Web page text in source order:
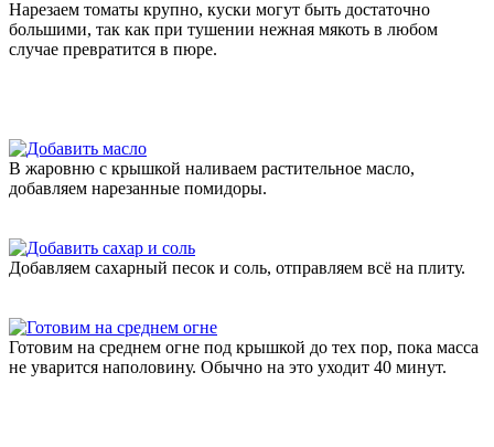
Нарезаем томаты крупно, куски могут быть достаточно
большими, так как при тушении нежная мякоть в любом
случае превратится в пюре.
В жаровню с крышкой наливаем растительное масло,
добавляем нарезанные помидоры.
Добавляем сахарный песок и соль, отправляем всё на плиту.
Готовим на среднем огне под крышкой до тех пор, пока масса
не уварится наполовину. Обычно на это уходит 40 минут.